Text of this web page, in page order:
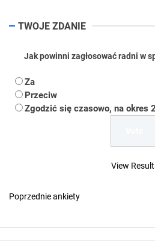
TWOJE ZDANIE
Jak powinni zagłosować radni w
Za
Przeciw
Zgodzić się czasowo, na okres
View
Poprzednie ankiety